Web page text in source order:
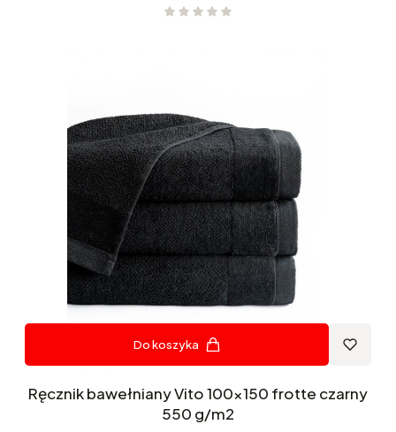
Do koszyka
Ręcznik bawełniany Vito 100x150 frotte czarny
550 g/m2